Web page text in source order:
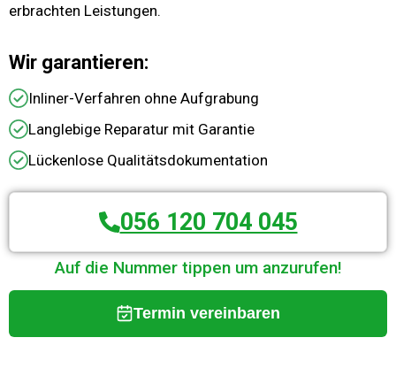
erbrachten Leistungen.
Wir garantieren:
Inliner-Verfahren ohne Aufgrabung
Langlebige Reparatur mit Garantie
Lückenlose Qualitätsdokumentation
056 120 704 045
Auf die Nummer tippen um anzurufen!
Termin vereinbaren